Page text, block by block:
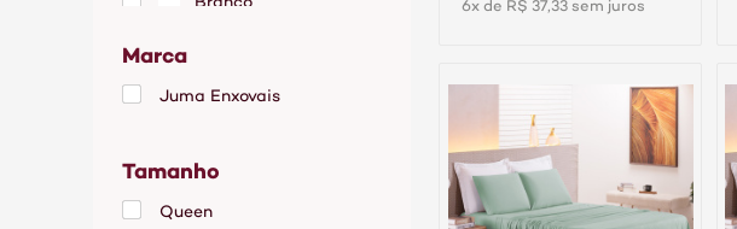
Grafite
Lilás
Marca
Juma Enxovais
Tamanho
Queen
6x de R$ 37,33 sem juros